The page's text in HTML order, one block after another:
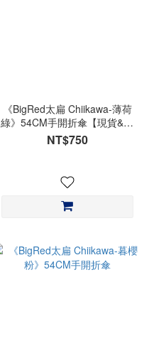
《BigRed太扁 Chiikawa-薄荷
綠》54CM手開折傘【現貨&預
購】
NT$750